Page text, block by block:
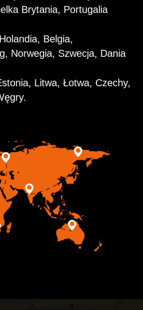
Brytania, Portugalia
Belgia,
Norwegia, Szwecja, Dania
Litwa, Łotwa, Czechy,